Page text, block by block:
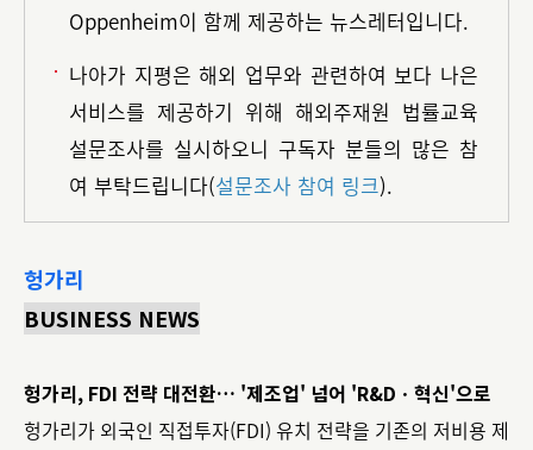
Oppenheim이 함께 제공하는 뉴스레터입니다.
나아가 지평은 해외 업무와 관련하여 보다 나은
서비스를 제공하기 위해 해외주재원 법률교육
설문조사를 실시하오니 구독자 분들의 많은 참
여 부탁드립니다(설문조사 참여 링크).
헝가리
BUSINESS NEWS
헝가리, FDI 전략 대전환… '제조업' 넘어 'R&Dㆍ혁신'으로
헝가리가 외국인 직접투자(FDI) 유치 전략을 기존의 저비용 제